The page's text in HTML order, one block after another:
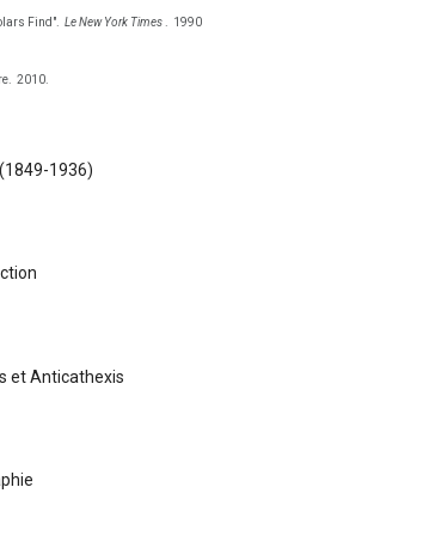
Find". Le New York Times. 1990
2010.
1936)
et Anticathexis